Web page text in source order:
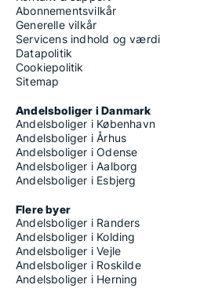
Abonnementsvilkår
Generelle vilkår
Servicens indhold og værdi
Datapolitik
Cookiepolitik
Sitemap
Andelsboliger i Danmark
Andelsboliger i København
Andelsboliger i Århus
Andelsboliger i Odense
Andelsboliger i Aalborg
Andelsboliger i Esbjerg
Flere byer
Andelsboliger i Randers
Andelsboliger i Kolding
Andelsboliger i Vejle
Andelsboliger i Roskilde
Andelsboliger i Herning